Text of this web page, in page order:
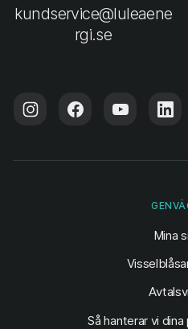
kundservice@luleaene
rgi.se
Mina
Så hanterar vi